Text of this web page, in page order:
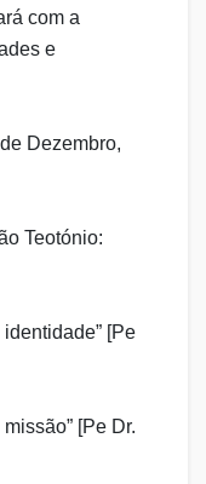
com a
e
Dezembro,
Teotónio:
[Pe
[Pe Dr.